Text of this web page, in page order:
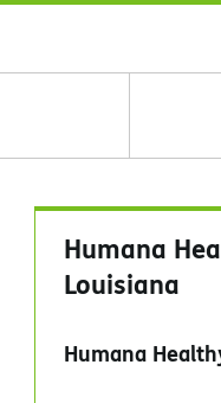
Humana
Louisiana
Humana